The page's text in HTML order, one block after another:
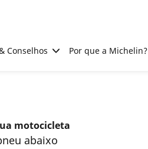
Conselhos Por que a Michelin?
motocicleta
abaixo